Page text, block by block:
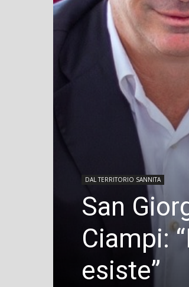
DAL TERRITORIO SANNITA
San
Ciampi:
esiste”